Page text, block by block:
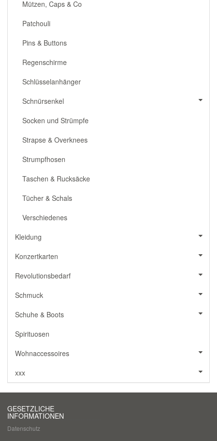
Mützen, Caps & Co
Patchouli
Pins & Buttons
Regenschirme
Schlüsselanhänger
Schnürsenkel
Socken und Strümpfe
Strapse & Overknees
Strumpfhosen
Taschen & Rucksäcke
Tücher & Schals
Verschiedenes
Kleidung
Konzertkarten
Revolutionsbedarf
Schmuck
Schuhe & Boots
Spirituosen
Wohnaccessoires
xxx
GESETZLICHE
INFORMATIONEN
Datenschutz